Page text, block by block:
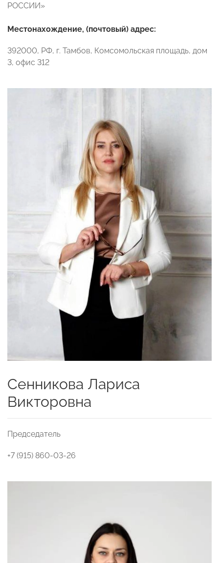
РОССИИ»
Местонахождение, (почтовый) адрес:
392000, РФ, г. Тамбов, Комсомольская площадь, дом
3, офис 312
Сенникова Лариса
Викторовна
Председатель
+7 (915) 860-03-26